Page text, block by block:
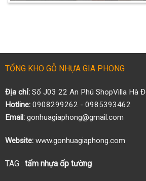
TỔNG KHO GỖ NHỰA GIA PHONG
Địa chỉ:Số J03 22 An Phú ShopVilla Hà
Hotline:0908299262 - 0985393462
Email:gonhuagiaphong@gmail.com
Website:www.gonhuagiaphong.com
TAG : tấm nhựa ốp tường